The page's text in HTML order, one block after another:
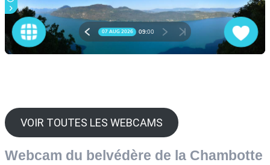
VOIR TOUTES LES WEBCAMS
Webcam du belvédère de la Chambotte